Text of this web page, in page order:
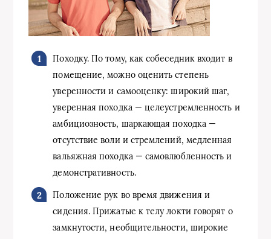
Походку. По тому, как собеседник входит в
помещение, можно оценить степень
уверенности и самооценку: широкий шаг,
уверенная походка — целеустремленность и
амбициозность, шаркающая походка —
отсутствие воли и стремлений, медленная
вальяжная походка — самовлюбленность и
демонстративность.
Положение рук во время движения и
сидения. Прижатые к телу локти говорят о
замкнутости, необщительности, широкие